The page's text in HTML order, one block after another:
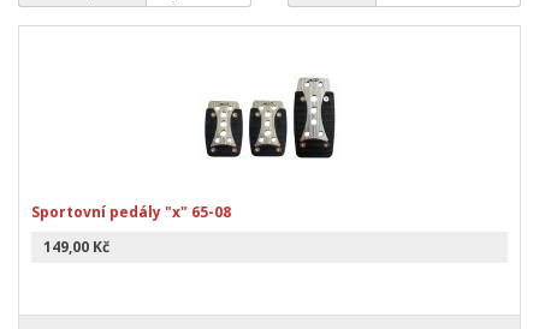
Sportovní pedály "x" 65-08
149,00 Kč